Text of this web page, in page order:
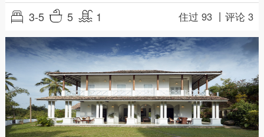
3-5 5 1 住过 93 丨评论 3